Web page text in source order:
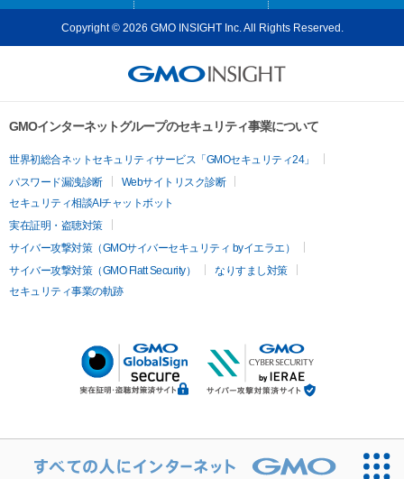
Copyright © 2026 GMO INSIGHT Inc. All Rights Reserved.
GMOインターネットグループのセキュリティ事業について
世界初総合ネットセキュリティサービス「GMOセキュリティ24」
パスワード漏洩診断
Webサイトリスク診断
セキュリティ相談AIチャットボット
実在証明・盗聴対策
サイバー攻撃対策（GMOサイバーセキュリティ byイエラエ）
サイバー攻撃対策（GMO Flatt Security）
なりすまし対策
セキュリティ事業の軌跡